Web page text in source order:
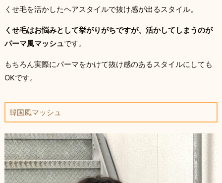
くせ毛を活かしたヘアスタイルで抜け感が出るスタイル。
くせ毛はお悩みとして挙がりがちですが、活かしてしまうのが
パーマ風マッシュです。
もちろん実際にパーマをかけて抜け感のあるスタイルにしても
OKです。
韓国風マッシュ